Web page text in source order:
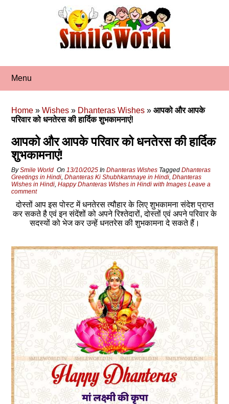
Menu
Home »Wishes » Dhanteras Wishes »आपको और आपके
परिवार को धनतेरस की हार्दिक शुभकामनाएं!
आपको और आपके परिवार को धनतेरस की हार्दिक
शुभकामनाएं!
BySmile World On13/10/2025 InDhanteras Wishes TaggedDhanteras
Greetings in Hindi,Dhanteras Ki Shubhkamnaye in Hindi,Dhanteras
Wishes in Hindi,Happy Dhanteras Wishes in Hindi with Images Leave a
comment
दोस्‍तों आप इस पोस्‍ट में धनतेरस त्यौहार के लिए शुभकामना संदेश प्राप्‍त
कर सकते है एवं इन संदेंशों को अपने रिश्‍तेदारों, दोस्‍तों एवं अपने परिवार के
सदस्‍यों को भेज कर उन्हें धनतरेस की शुभकामना दे सकते हैं।